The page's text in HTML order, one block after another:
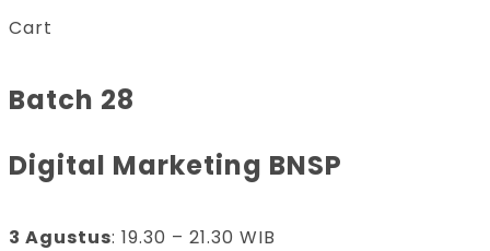
Cart
Batch 28
Digital Marketing BNSP
3 Agustus: 19.30 – 21.30 WIB